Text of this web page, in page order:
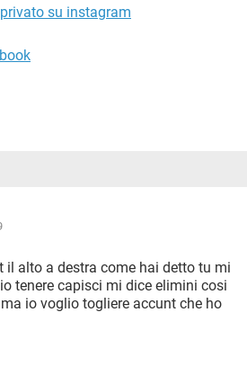
su instagram
il alto a destra come hai detto tu mi
tenere capisci mi dice elimini cosi
io voglio togliere accunt che ho